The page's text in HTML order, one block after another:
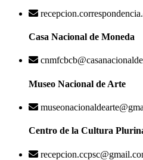
Casa Nacional de Moneda
Museo Nacional de Arte
Centro de la Cultura